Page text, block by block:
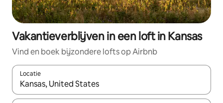
Vakantieverblijven in een loft in Kansas
Vind en boek bijzondere lofts op Airbnb
Locatie
Wanneer er resultaten beschikbaar zijn, maak je een keuze